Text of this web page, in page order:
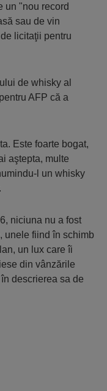
un "nou record
sau de vin
licitaţii pentru
de whisky al
AFP că a
Este foarte bogat,
aştepta, multe
l un whisky
niciuna nu a fost
unele fiind în schimb
un lux care îi
din vânzările
descrierea sa de